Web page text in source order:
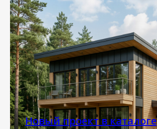
Новый проект в каталоге